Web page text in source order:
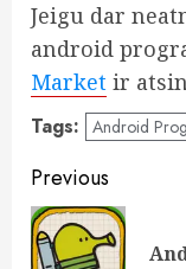
Jeigu dar
android
Market ir
Tags: Android
Post
navigation
Previous